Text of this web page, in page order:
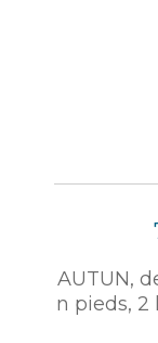
AUTUN,
n pieds,